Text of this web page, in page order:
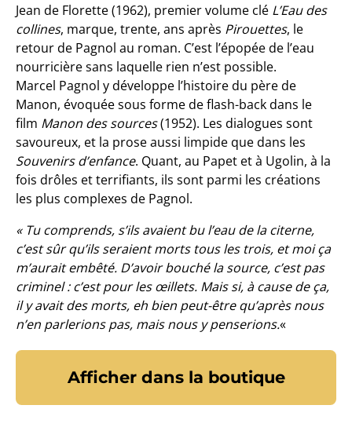
Jean de Florette (1962), premier volume clé L’Eau des
collines, marque, trente, ans après Pirouettes, le
retour de Pagnol au roman. C’est l’épopée de l’eau
nourricière sans laquelle rien n’est possible.
Marcel Pagnol y développe l’histoire du père de
Manon, évoquée sous forme de flash-back dans le
film Manon des sources(1952). Les dialogues sont
savoureux, et la prose aussi limpide que dans les
Souvenirs d’enfance. Quant, au Papet et à Ugolin, à la
fois drôles et terrifiants, ils sont parmi les créations
les plus complexes de Pagnol.
« Tu comprends, s’ils avaient bu l’eau de la citerne,
c’est sûr qu’ils seraient morts tous les trois, et moi ça
m’aurait embêté. D’avoir bouché la source, c’est pas
criminel : c’est pour les œillets. Mais si, à cause de ça,
il y avait des morts, eh bien peut-être qu’après nous
n’en parlerions pas, mais nous y penserions.«
Afficher dans la boutique